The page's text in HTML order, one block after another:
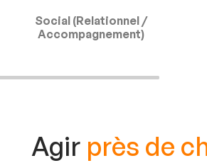
Social (Relationnel /
Accompagnement)
Agir près de